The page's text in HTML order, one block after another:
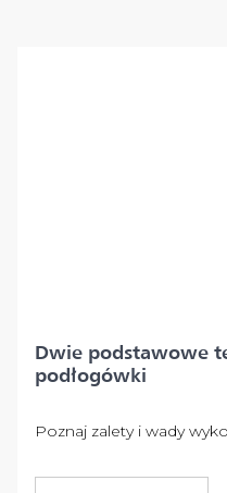
Dwie podstawowe
podłogówki
Poznaj zalety i wady